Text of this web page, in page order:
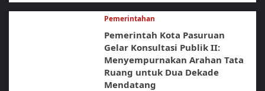
Pemerintahan
Pemerintah Kota Pasuruan
Gelar Konsultasi Publik II:
Menyempurnakan Arahan Tata
Ruang untuk Dua Dekade
Mendatang